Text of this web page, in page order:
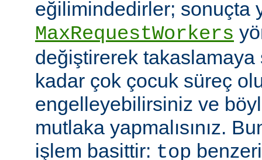
eğilimindedirler; sonuçta
MaxRequestWorkers
değiştirerek
kadar çok çocuk süreç
engelleyebilirsiniz ve
mutlaka yapmalısınız.
işlem basittir: top